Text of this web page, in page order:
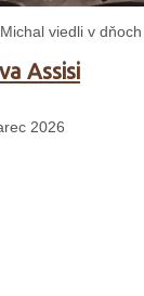
viedli v
Assisi
2026